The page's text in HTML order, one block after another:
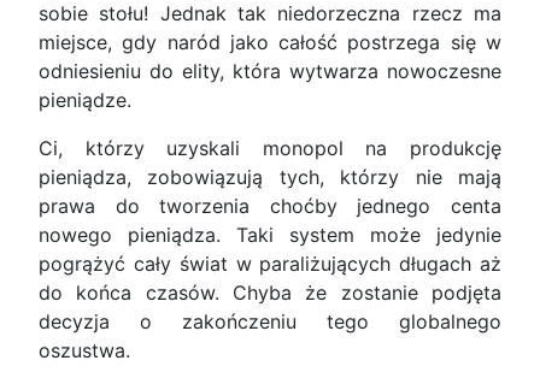
sobie stołu! Jednak tak niedorzeczna rzecz ma
miejsce, gdy naród jako całość postrzega się w
odniesieniu do elity, która wytwarza nowoczesne
pieniądze.
Ci, którzy uzyskali monopol na produkcję
pieniądza, zobowiązują tych, którzy nie mają
prawa do tworzenia choćby jednego centa
nowego pieniądza. Taki system może jedynie
pogrążyć cały świat w paraliżujących długach aż
do końca czasów. Chyba że zostanie podjęta
decyzja o zakończeniu tego globalnego
oszustwa.